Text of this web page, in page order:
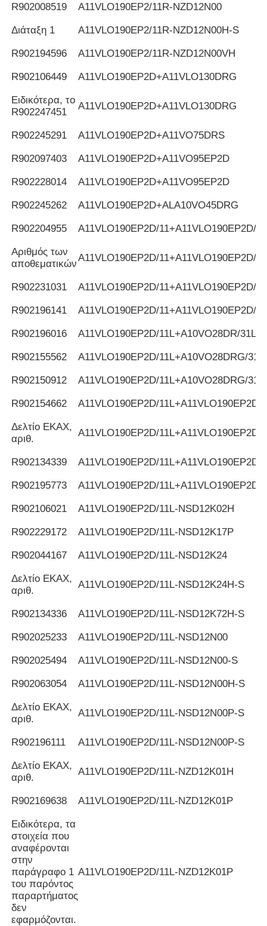
R902008519 Α11VLO190EP2/11R-NZD12N00
Διάταξη 1 Α11VLO190EP2/11R-NZD12N00H-S
R902194596 Α11VLO190EP2/11R-NZD12N00VH
R902106449 Α11VLO190EP2D+A11VLO130DRG
Ειδικότερα, το
R902247451
Α11VLO190EP2D+A11VLO130DRG
R902245291 Α11VLO190EP2D+A11VO75DRS
R902097403 Α11VLO190EP2D+A11VO95EP2D
R902228014 Α11VLO190EP2D+A11VO95EP2D
R902245262 A11VLO190EP2D+ALA10VO45DRG
R902204955 Α11VLO190EP2D/11+A11VLO190EP2D/11
Αριθμός των
αποθεματικών
Α11VLO190EP2D/11+A11VLO190EP2D/11
R902231031 Α11VLO190EP2D/11+A11VLO190EP2D/11
R902196141 Α11VLO190EP2D/11+A11VLO190EP2D/11
R902196016 Α11VLO190EP2D/11L+A10VO28DR/31L
R902155562 Α11VLO190EP2D/11L+A10VO28DRG/31L
R902150912 Α11VLO190EP2D/11L+A10VO28DRG/
R902154662 Α11VLO190EP2D/11L+A11VLO190EP2D/
Δελτίο ΕΚΑΧ,
αριθ.
Α11VLO190EP2D/11L+A11VLO190EP2D/
R902134339 Α11VLO190EP2D/11L+A11VLO190EP2D/
R902195773 Α11VLO190EP2D/11L+A11VLO190EP2D/
R902106021 Α11VLO190EP2D/11L-NSD12K02H
R902229172 Α11VLO190EP2D/11L-NSD12K17P
R902044167 Α11VLO190EP2D/11L-NSD12K24
Δελτίο ΕΚΑΧ,
αριθ.
Α11VLO190EP2D/11L-NSD12K24H-S
R902134336 Α11VLO190EP2D/11L-NSD12K72H-S
R902025233 Α11VLO190EP2D/11L-NSD12N00
R902025494 Α11VLO190EP2D/11L-NSD12N00-S
R902063054 Α11VLO190EP2D/11L-NSD12N00H-S
Δελτίο ΕΚΑΧ,
αριθ.
Α11VLO190EP2D/11L-NSD12N00P-S
R902196111 Α11VLO190EP2D/11L-NSD12N00P-S
Δελτίο ΕΚΑΧ,
αριθ.
Α11VLO190EP2D/11L-NZD12K01H
R902169638 Α11VLO190EP2D/11L-NZD12K01P
Ειδικότερα, τα
στοιχεία που
αναφέρονται
στην
παράγραφο 1
του παρόντος
παραρτήματος
δεν
εφαρμόζονται.
Α11VLO190EP2D/11L-NZD12K01P